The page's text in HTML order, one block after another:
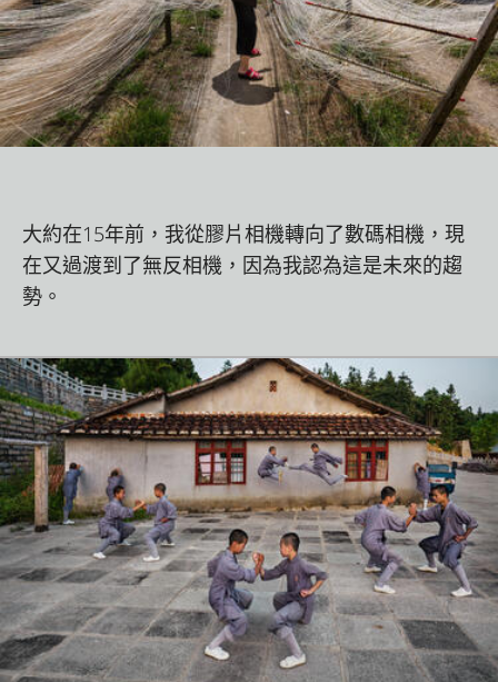
大約在15年前，我從膠片相機轉向了數碼相機，現
在又過渡到了無反相機，因為我認為這是未來的趨
勢。